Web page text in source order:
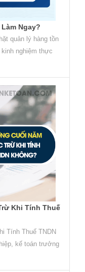
Ngay?
quản lý hàng tồn
nghiệm thực
Khi Tính Thuế
Tính Thuế TNDN
kế toán trưởng